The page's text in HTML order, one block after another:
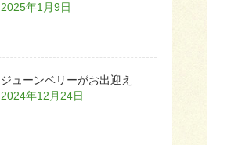
2025年1月9日
ジューンベリーがお出迎え
2024年12月24日